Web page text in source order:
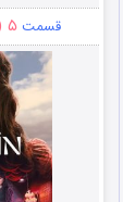
قسمت ۵ (دوبله)